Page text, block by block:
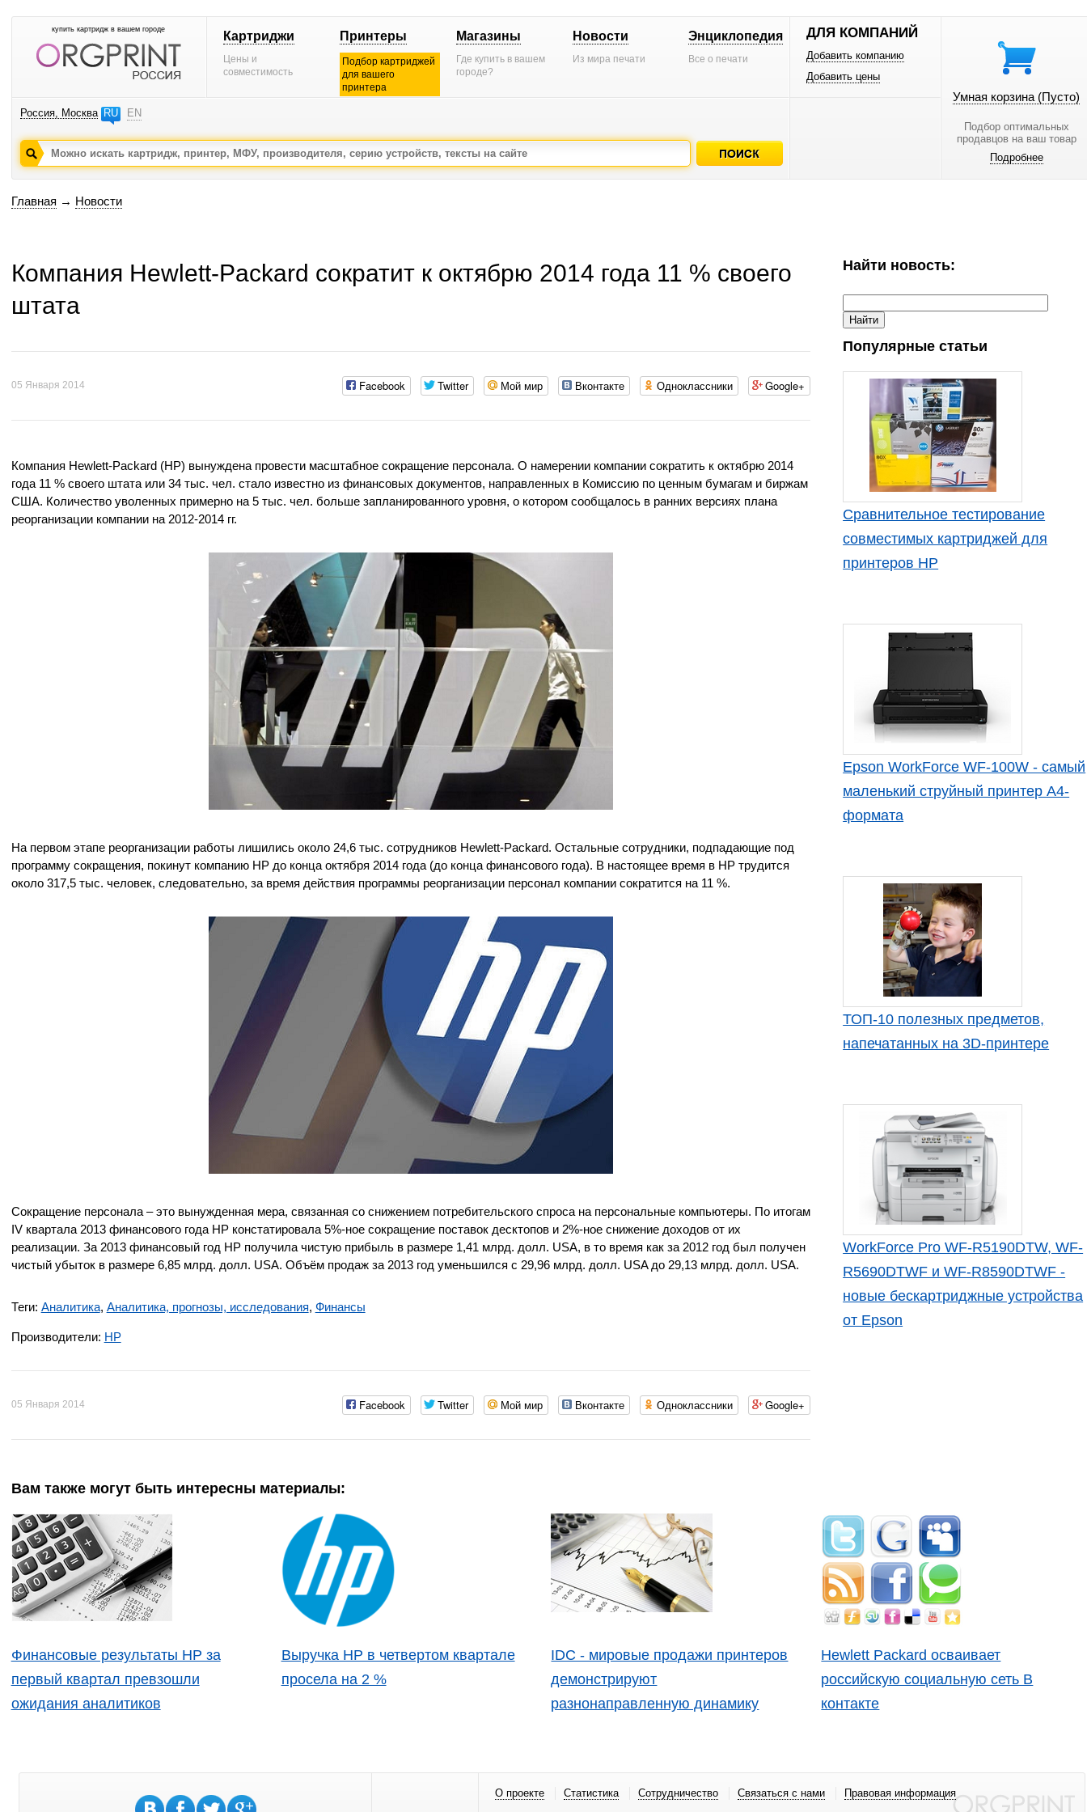
купить картридж в вашем городе Картриджи
Цены и
совместимость
Принтеры
Подбор картриджей
для вашего
принтера
Магазины
Где купить в вашем
городе?
Новости
Из мира печати
Энциклопедия
Все о печати
Россия, Москва RU EN
ДЛЯ КОМПАНИЙ
Добавить компанию
Добавить цены
Умная корзина (Пусто)
Подбор оптимальных
продавцов на ваш товар
Подробнее
Главная → Новости
Компания Hewlett-Packard сократит к октябрю 2014 года 11 % своего
штата
05 Января 2014 Facebook Twitter Мой мир Вконтакте Одноклассники Google+
Компания Hewlett-Packard (HP) вынуждена провести масштабное сокращение персонала. О намерении компании сократить к октябрю 2014
года 11 % своего штата или 34 тыс. чел. стало известно из финансовых документов, направленных в Комиссию по ценным бумагам и биржам
США. Количество уволенных примерно на 5 тыс. чел. больше запланированного уровня, о котором сообщалось в ранних версиях плана
реорганизации компании на 2012-2014 гг.
На первом этапе реорганизации работы лишились около 24,6 тыс. сотрудников Hewlett-Packard. Остальные сотрудники, подпадающие под
программу сокращения, покинут компанию HP до конца октября 2014 года (до конца финансового года). В настоящее время в HP трудится
около 317,5 тыс. человек, следовательно, за время действия программы реорганизации персонал компании сократится на 11 %.
Сокращение персонала – это вынужденная мера, связанная со снижением потребительского спроса на персональные компьютеры. По итогам
IV квартала 2013 финансового года HP констатировала 5%-ное сокращение поставок десктопов и 2%-ное снижение доходов от их
реализации. За 2013 финансовый год HP получила чистую прибыль в размере 1,41 млрд. долл. USA, в то время как за 2012 год был получен
чистый убыток в размере 6,85 млрд. долл. USA. Объём продаж за 2013 год уменьшился с 29,96 млрд. долл. USA до 29,13 млрд. долл. USA.
Теги: Аналитика, Аналитика, прогнозы, исследования, Финансы
Производители: HP
05 Января 2014 Facebook Twitter Мой мир Вконтакте Одноклассники Google+
Найти новость:
Популярные статьи
Сравнительное тестирование
совместимых картриджей для
принтеров HP
Epson WorkForce WF-100W - самый
маленький струйный принтер А4-
формата
ТОП-10 полезных предметов,
напечатанных на 3D-принтере
WorkForce Pro WF-R5190DTW, WF-
R5690DTWF и WF-R8590DTWF -
новые бескартриджные устройства
от Epson
Вам также могут быть интересны материалы:
Финансовые результаты HP за
первый квартал превзошли
ожидания аналитиков
Выручка HP в четвертом квартале
просела на 2 %
IDC - мировые продажи принтеров
демонстрируют
разнонаправленную динамику
Hewlett Packard осваивает
российскую социальную сеть В
контакте
О проекте Статистика Сотрудничество Связаться с нами Правовая информация